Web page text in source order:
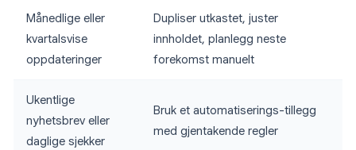
Månedlige eller
kvartalsvise
oppdateringer
Dupliser utkastet, juster
innholdet, planlegg neste
forekomst manuelt
Ukentlige
nyhetsbrev eller
daglige sjekker
Bruk et automatiserings-tillegg
med gjentakende regler